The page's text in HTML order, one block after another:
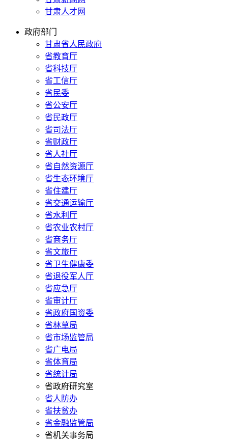
甘肃人才网
政府部门
甘肃省人民政府
省教育厅
省科技厅
省工信厅
省民委
省公安厅
省民政厅
省司法厅
省财政厅
省人社厅
省自然资源厅
省生态环境厅
省住建厅
省交通运输厅
省水利厅
省农业农村厅
省商务厅
省文旅厅
省卫生健康委
省退役军人厅
省应急厅
省审计厅
省政府国资委
省林草局
省市场监管局
省广电局
省体育局
省统计局
省政府研究室
省人防办
省扶贫办
省金融监管局
省机关事务局